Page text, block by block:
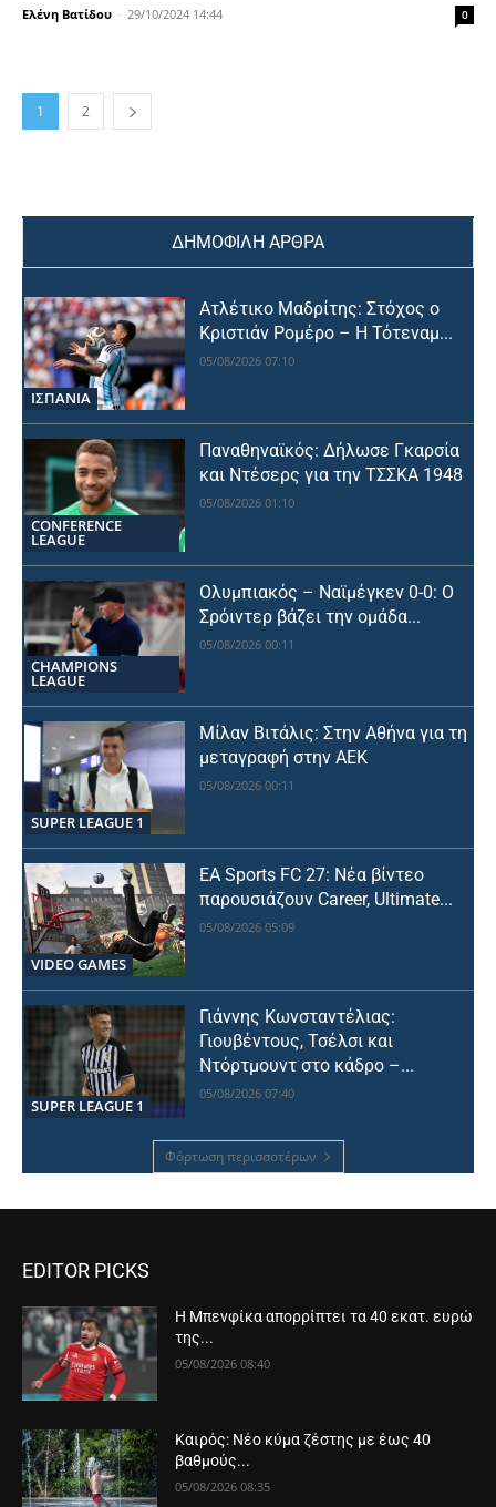
Ελένη Βατίδου - 29/10/2024 14:44 0
1 2
ΔΗΜΟΦΙΛΗ ΑΡΘΡΑ
ΙΣΠΑΝΙΑ
Ατλέτικο Μαδρίτης: Στόχος ο
Κριστιάν Ρομέρο – Η Τότεναμ...
05/08/2026 07:10
CONFERENCE
LEAGUE
Παναθηναϊκός: Δήλωσε Γκαρσία
και Ντέσερς για την ΤΣΣΚΑ 1948
05/08/2026 01:10
CHAMPIONS
LEAGUE
Ολυμπιακός – Ναϊμέγκεν 0-0: Ο
Σρόιντερ βάζει την ομάδα...
05/08/2026 00:11
SUPER LEAGUE 1
Μίλαν Βιτάλις: Στην Αθήνα για τη
μεταγραφή στην ΑΕΚ
05/08/2026 00:11
VIDEO GAMES
EA Sports FC 27: Νέα βίντεο
παρουσιάζουν Career, Ultimate...
05/08/2026 05:09
SUPER LEAGUE 1
Γιάννης Κωνσταντέλιας:
Γιουβέντους, Τσέλσι και
Ντόρτμουντ στο κάδρο –...
05/08/2026 07:40
Φόρτωση περισσοτέρων
EDITOR PICKS
Η Μπενφίκα απορρίπτει τα 40 εκατ. ευρώ
της...
05/08/2026 08:40
Καιρός: Νέο κύμα ζέστης με έως 40
βαθμούς...
05/08/2026 08:35